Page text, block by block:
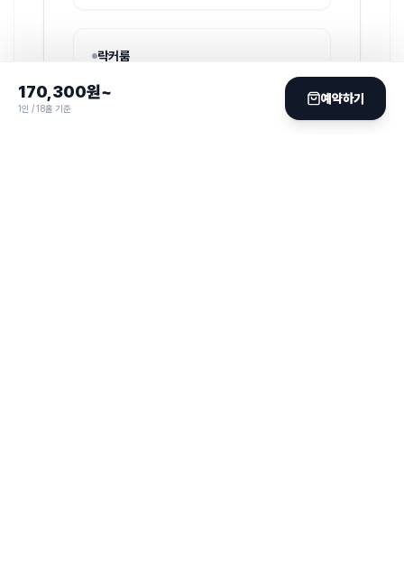
락커룸
남성 190 석
170,300원~
1인 / 18홀 기준
예약하기